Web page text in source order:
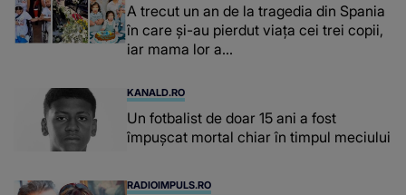
A trecut un an de la tragedia din Spania
în care și-au pierdut viața cei trei copii,
iar mama lor a…
KANALD.RO
Un fotbalist de doar 15 ani a fost
împușcat mortal chiar în timpul meciului
RADIOIMPULS.RO